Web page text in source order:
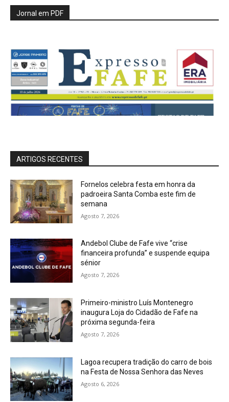
Jornal em PDF
ARTIGOS RECENTES
Fornelos celebra festa em honra da
padroeira Santa Comba este fim de
semana
Agosto 7, 2026
Andebol Clube de Fafe vive “crise
financeira profunda” e suspende equipa
sénior
Agosto 7, 2026
Primeiro-ministro Luís Montenegro
inaugura Loja do Cidadão de Fafe na
próxima segunda-feira
Agosto 7, 2026
Lagoa recupera tradição do carro de bois
na Festa de Nossa Senhora das Neves
Agosto 6, 2026